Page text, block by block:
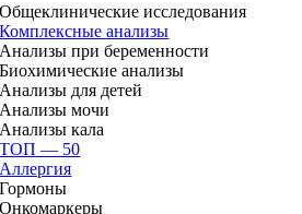
Общеклинические исследования
Комплексные анализы
Анализы при беременности
Биохимические анализы
Анализы для детей
Анализы мочи
Анализы кала
ТОП — 50
Аллергия
Гормоны
Онкомаркеры